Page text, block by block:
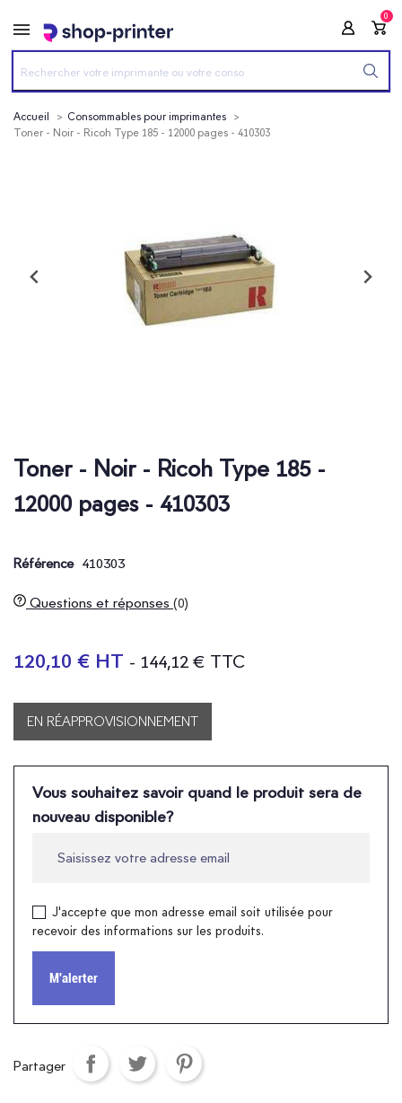
0
Accueil
Consommables pour imprimantes
Toner - Noir - Ricoh Type 185 - 12000 pages - 410303
Toner - Noir - Ricoh Type 185 -
12000 pages - 410303
Référence 410303
Questions et réponses (0)
120,10 € HT - 144,12 € TTC
EN RÉAPPROVISIONNEMENT
Vous souhaitez savoir quand le produit sera de
nouveau disponible?
J'accepte que mon adresse email soit utilisée pour
recevoir des informations sur les produits.
M'alerter
Partager